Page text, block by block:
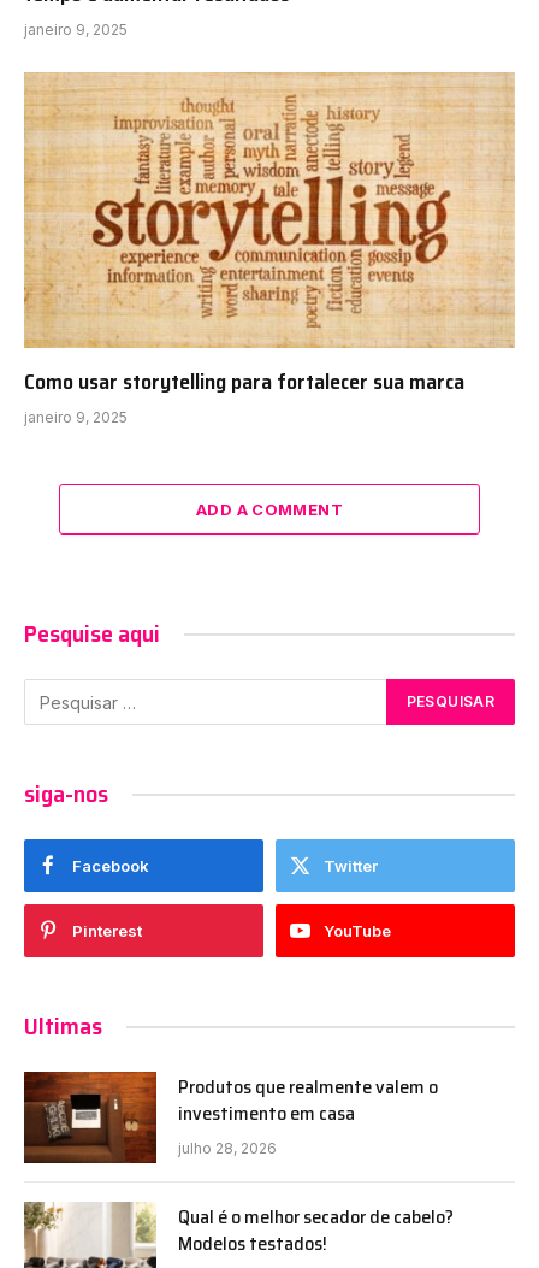
janeiro 9, 2025
Como usar storytelling para fortalecer sua marca
janeiro 9, 2025
ADD A COMMENT
Pesquise aqui
siga-nos
Facebook Twitter
Pinterest YouTube
Ultimas
Produtos que realmente valem o
investimento em casa
julho 28, 2026
Qual é o melhor secador de cabelo?
Modelos testados!